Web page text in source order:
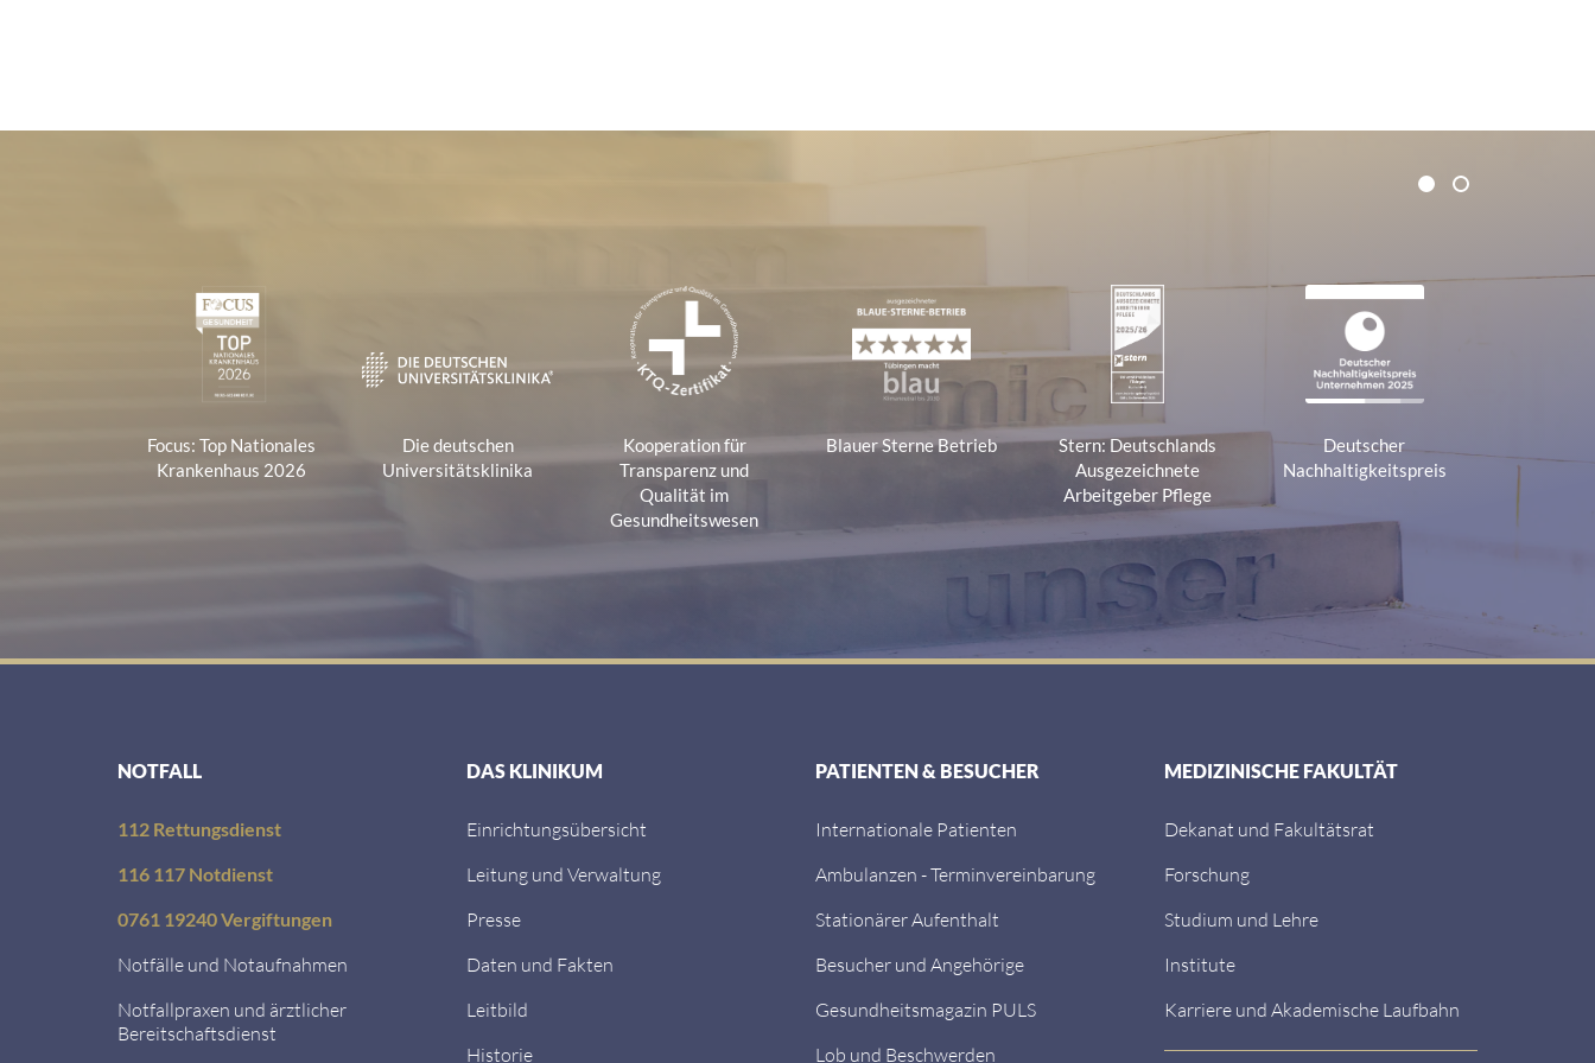
1 2
Focus: Top Nationales
Krankenhaus 2026
Die deutschen
Universitätsklinika
Kooperation für
Transparenz und
Qualität im
Gesundheitswesen
Blauer Sterne Betrieb
Stern: Deutschlands
Ausgezeichnete
Arbeitgeber Pflege
Deutscher
Nachhaltigkeitspreis
NOTFALL
112 Rettungsdienst
116 117 Notdienst
0761 19240 Vergiftungen
Notfälle und Notaufnahmen
Notfallpraxen und ärztlicher
Bereitschaftsdienst
DAS KLINIKUM
Einrichtungsübersicht
Leitung und Verwaltung
Presse
Daten und Fakten
Leitbild
Historie
PATIENTEN & BESUCHER
Internationale Patienten
Ambulanzen - Terminvereinbarung
Stationärer Aufenthalt
Besucher und Angehörige
Gesundheitsmagazin PULS
Lob und Beschwerden
MEDIZINISCHE FAKULTÄT
Dekanat und Fakultätsrat
Forschung
Studium und Lehre
Institute
Karriere und Akademische Laufbahn